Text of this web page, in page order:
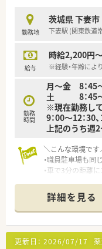
■年間休日は108
に1度の長期連休
■自己負担額を抑
【勤務実態につい
わりのプライベー
■有給休暇の平均
利用して連続7日
■全社的な応援体
された場合でも
勤務地
茨城県 下妻市
下妻駅 (関東鉄道
給与
時給2,200円
※経験・年齢によ
勤務
時間
月～金 8：45
土 8：45～
※現在勤務し
9：00～12：30
上記のうち週2
＼こんな環境です
・職員駐車場も同
・車で3分の距離
適です
・採用品目は約
・投薬は立ち投薬
しっかり対話が出
・和室の休憩室が
詳細を見る
更新日： 2026/07/17